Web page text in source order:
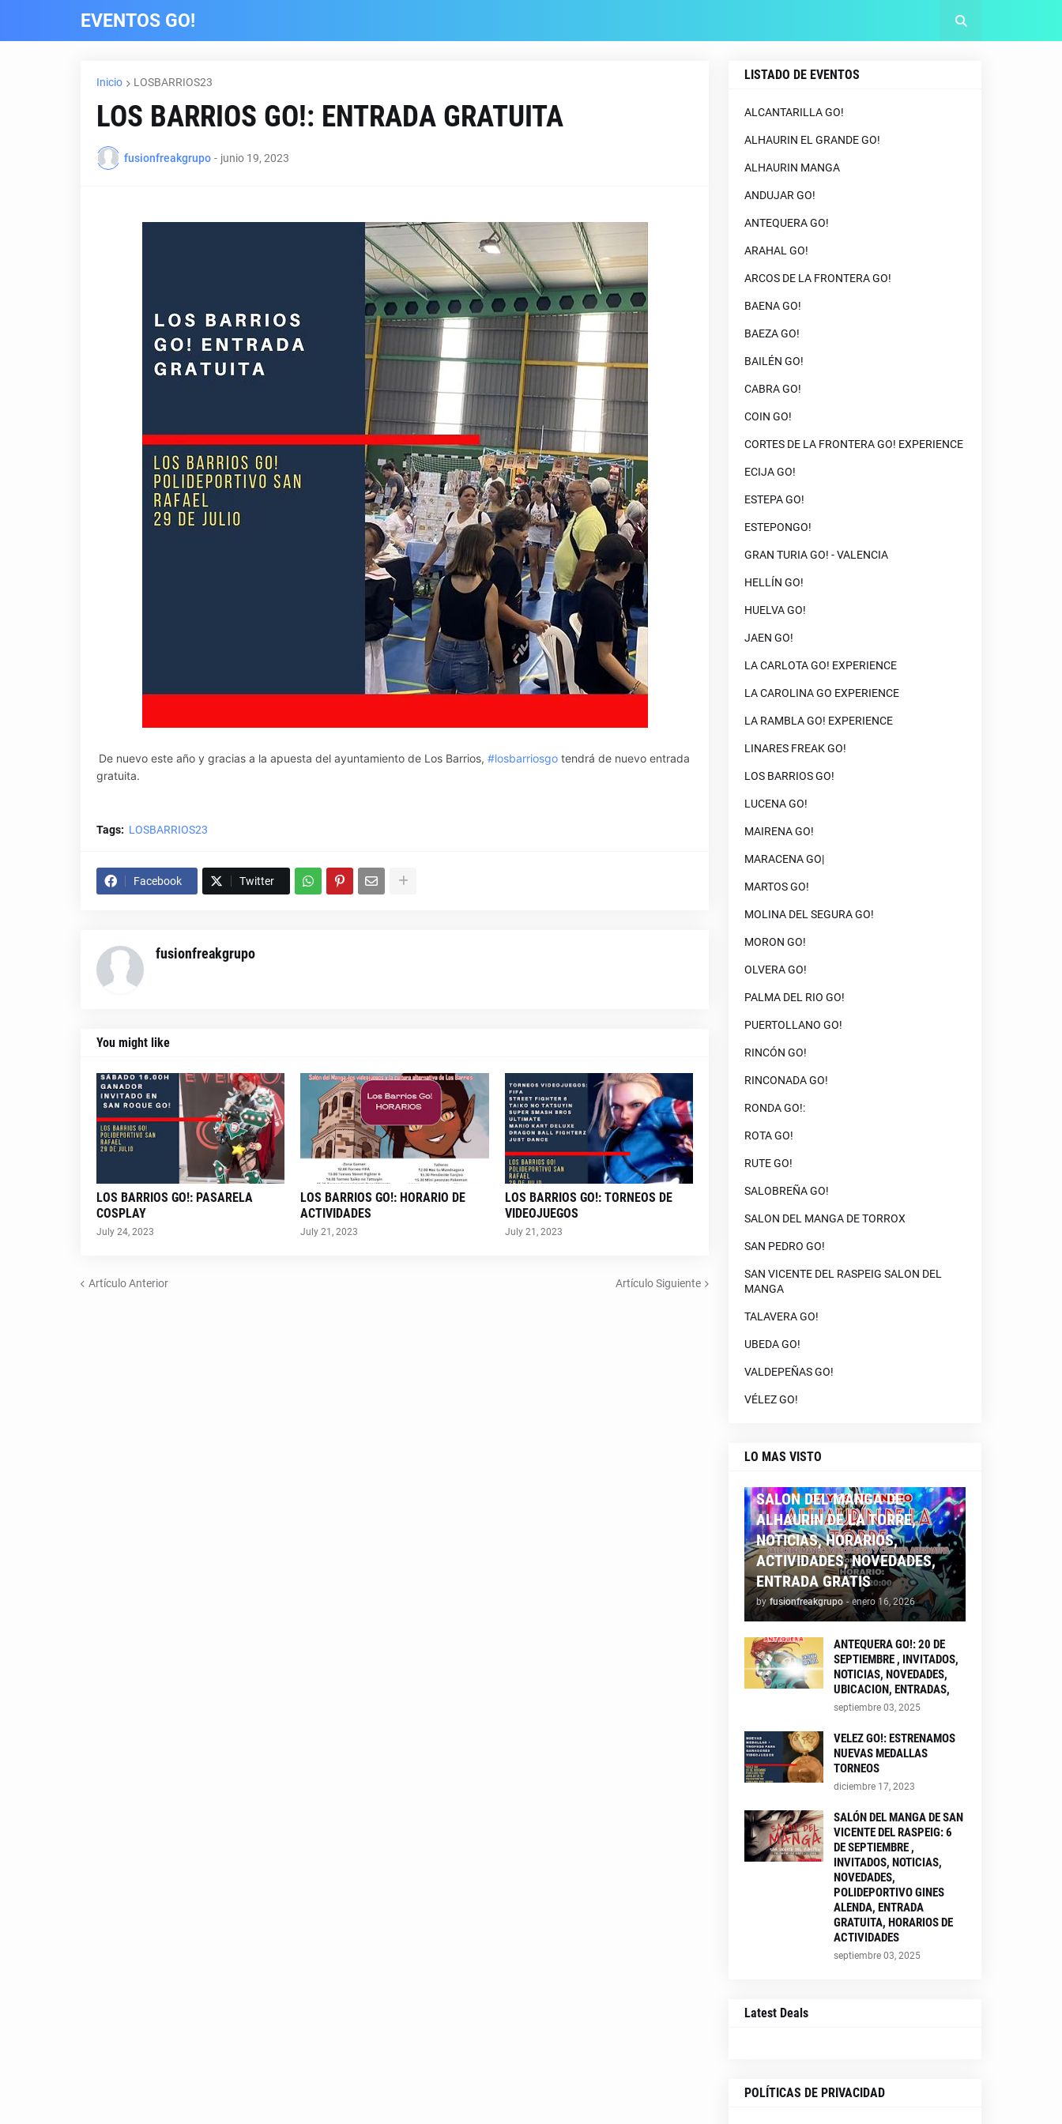
EVENTOS GO!
Inicio LOSBARRIOS23
LOS BARRIOS GO!: ENTRADA GRATUITA
fusionfreakgrupo - junio 19, 2023
De nuevo este año y gracias a la apuesta del ayuntamiento de Los Barrios, #losbarriosgo tendrá de nuevo entrada
gratuita.
Tags: LOSBARRIOS23
Facebook Twitter
fusionfreakgrupo
You might like
LOS BARRIOS GO!: PASARELA
COSPLAY
July 24, 2023
LOS BARRIOS GO!: HORARIO DE
ACTIVIDADES
July 21, 2023
LOS BARRIOS GO!: TORNEOS DE
VIDEOJUEGOS
July 21, 2023
Artículo Anterior Artículo Siguiente
LISTADO DE EVENTOS
ALCANTARILLA GO!
ALHAURIN EL GRANDE GO!
ALHAURIN MANGA
ANDUJAR GO!
ANTEQUERA GO!
ARAHAL GO!
ARCOS DE LA FRONTERA GO!
BAENA GO!
BAEZA GO!
BAILÉN GO!
CABRA GO!
COIN GO!
CORTES DE LA FRONTERA GO! EXPERIENCE
ECIJA GO!
ESTEPA GO!
ESTEPONGO!
GRAN TURIA GO! - VALENCIA
HELLÍN GO!
HUELVA GO!
JAEN GO!
LA CARLOTA GO! EXPERIENCE
LA CAROLINA GO EXPERIENCE
LA RAMBLA GO! EXPERIENCE
LINARES FREAK GO!
LOS BARRIOS GO!
LUCENA GO!
MAIRENA GO!
MARACENA GO|
MARTOS GO!
MOLINA DEL SEGURA GO!
MORON GO!
OLVERA GO!
PALMA DEL RIO GO!
PUERTOLLANO GO!
RINCÓN GO!
RINCONADA GO!
RONDA GO!:
ROTA GO!
RUTE GO!
SALOBREÑA GO!
SALON DEL MANGA DE TORROX
SAN PEDRO GO!
SAN VICENTE DEL RASPEIG SALON DEL
MANGA
TALAVERA GO!
UBEDA GO!
VALDEPEÑAS GO!
VÉLEZ GO!
LO MAS VISTO
SALON DEL MANGA DE
ALHAURIN DE LA TORRE,
NOTICIAS, HORARIOS,
ACTIVIDADES, NOVEDADES,
ENTRADA GRATIS
by fusionfreakgrupo - enero 16, 2026
ANTEQUERA GO!: 20 DE
SEPTIEMBRE , INVITADOS,
NOTICIAS, NOVEDADES,
UBICACION, ENTRADAS,
septiembre 03, 2025
VELEZ GO!: ESTRENAMOS
NUEVAS MEDALLAS
TORNEOS
diciembre 17, 2023
SALÓN DEL MANGA DE SAN
VICENTE DEL RASPEIG: 6
DE SEPTIEMBRE ,
INVITADOS, NOTICIAS,
NOVEDADES,
POLIDEPORTIVO GINES
ALENDA, ENTRADA
GRATUITA, HORARIOS DE
ACTIVIDADES
septiembre 03, 2025
Latest Deals
POLÍTICAS DE PRIVACIDAD